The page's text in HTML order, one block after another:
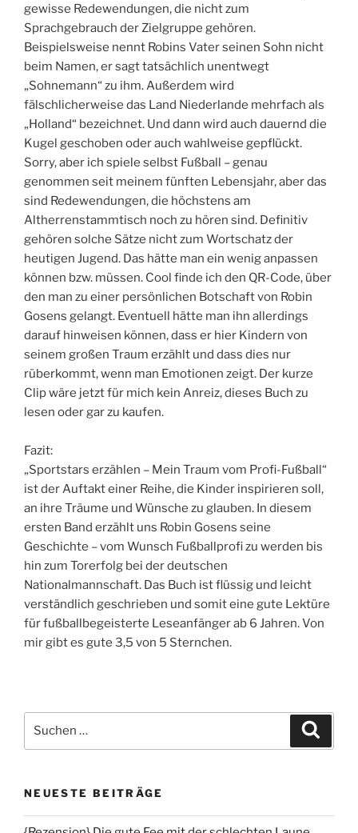
gewisse Redewendungen, die nicht zum
Sprachgebrauch der Zielgruppe gehören.
Beispielsweise nennt Robins Vater seinen Sohn nicht
beim Namen, er sagt tatsächlich unentwegt
„Sohnemann“ zu ihm. Außerdem wird
fälschlicherweise das Land Niederlande mehrfach als
„Holland“ bezeichnet. Und dann wird auch dauernd die
Kugel geschoben oder auch wahlweise gepflückt.
Sorry, aber ich spiele selbst Fußball – genau
genommen seit meinem fünften Lebensjahr, aber das
sind Redewendungen, die höchstens am
Altherrenstammtisch noch zu hören sind. Definitiv
gehören solche Sätze nicht zum Wortschatz der
heutigen Jugend. Das hätte man ein wenig anpassen
können bzw. müssen. Cool finde ich den QR-Code, über
den man zu einer persönlichen Botschaft von Robin
Gosens gelangt. Eventuell hätte man ihn allerdings
darauf hinweisen können, dass er hier Kindern von
seinem großen Traum erzählt und dass dies nur
rüberkommt, wenn man Emotionen zeigt. Der kurze
Clip wäre jetzt für mich kein Anreiz, dieses Buch zu
lesen oder gar zu kaufen.
Fazit:
„Sportstars erzählen – Mein Traum vom Profi-Fußball“
ist der Auftakt einer Reihe, die Kinder inspirieren soll,
an ihre Träume und Wünsche zu glauben. In diesem
ersten Band erzählt uns Robin Gosens seine
Geschichte – vom Wunsch Fußballprofi zu werden bis
hin zum Torerfolg bei der deutschen
Nationalmannschaft. Das Buch ist flüssig und leicht
verständlich geschrieben und somit eine gute Lektüre
für fußballbegeisterte Leseanfänger ab 6 Jahren. Von
mir gibt es gute 3,5 von 5 Sternchen.
nach:
NEUESTE BEITRÄGE